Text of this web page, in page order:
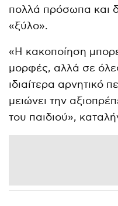
πολλά πρόσωπα και
«ξύλο».
«Η κακοποίηση
μορφές, αλλά σε
ιδιαίτερα αρνητικό
μειώνει την
του παιδιού»,